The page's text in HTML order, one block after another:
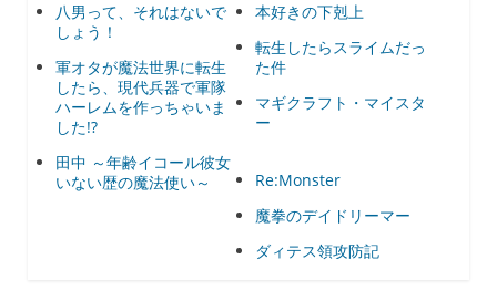
八男って、それはないで
しょう！
軍オタが魔法世界に転生
したら、現代兵器で軍隊
ハーレムを作っちゃいま
した!?
田中 ～年齢イコール彼女
いない歴の魔法使い～
本好きの下剋上
転生したらスライムだっ
た件
マギクラフト・マイスタ
ー
Re:Monster
魔拳のデイドリーマー
ダィテス領攻防記